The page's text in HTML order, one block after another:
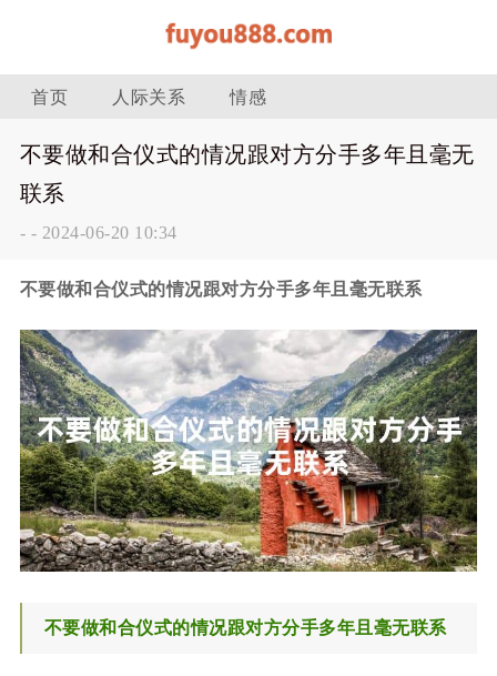
首页 人际关系 情感
不要做和合仪式的情况跟对方分手多年且毫无
联系
- - 2024-06-20 10:34
不要做和合仪式的情况跟对方分手多年且毫无联系
不要做和合仪式的情况跟对方分手多年且毫无联系